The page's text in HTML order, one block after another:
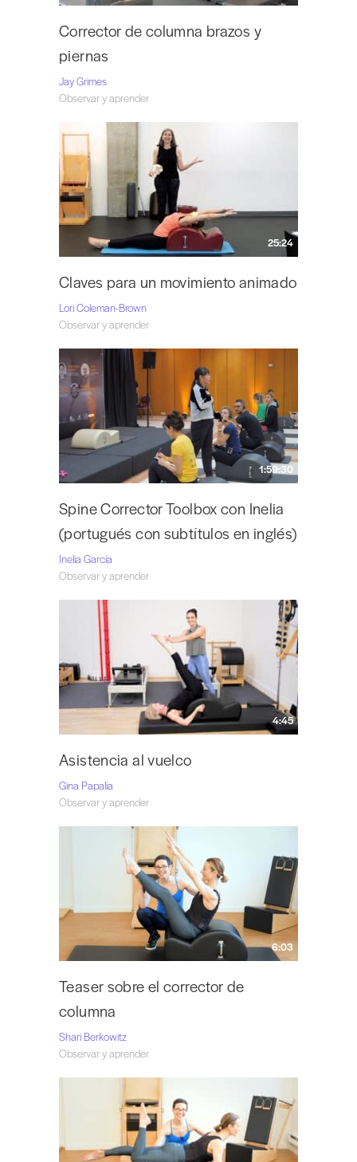
Corrector de columna brazos y
piernas
Jay Grimes
Observar y aprender
25:24
Claves para un movimiento animado
Lori Coleman-Brown
Observar y aprender
1:59:30
Spine Corrector Toolbox con Inelia
(portugués con subtítulos en inglés)
Inelia García
Observar y aprender
4:45
Asistencia al vuelco
Gina Papalia
Observar y aprender
6:03
Teaser sobre el corrector de
columna
Shari Berkowitz
Observar y aprender